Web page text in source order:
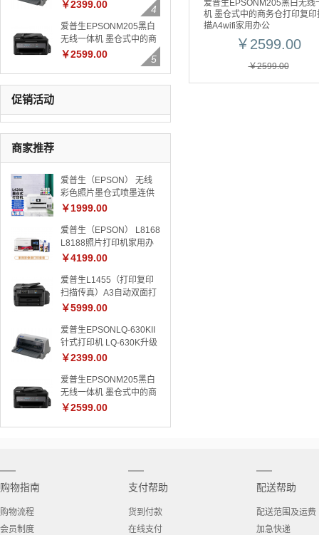
爱普生EPSONM205黑白无线
机 墨仓式中的商务仓打印复印
描A4wifi家用办公
￥2599.00
￥2599.00
版 针式打印机82列
￥2399.00
爱普生EPSONM205黑白
无线一体机 墨仓式中的商
务仓打印复印扫描A4wifi
￥2599.00
促销活动
商家推荐
爱普生（EPSON） 无线
彩色照片墨仓式喷墨连供
家用办公多功能一体打印
L4266优雅白【L4166升
级款】【彩色三合一】
￥1999.00
爱普生（EPSON） L8168
L8188照片打印机家用办
公彩色6色照片喷墨打印机
【含100张6寸+50张A4原
装相纸】
￥4199.00
爱普生L1455（打印复印
扫描传真）A3自动双面打
印机 L5198多功能一体机
L1455 A3自动双面 复印/
打印/扫描一体机
￥5999.00
爱普生EPSONLQ-630KII
针式打印机 LQ-630K升级
版 针式打印机82列
￥2399.00
爱普生EPSONM205黑白
无线一体机 墨仓式中的商
务仓打印复印扫描A4wifi
￥2599.00
购物指南
购物流程
会员制度
支付帮助
货到付款
在线支付
配送帮助
配送范围及运费
加急快递